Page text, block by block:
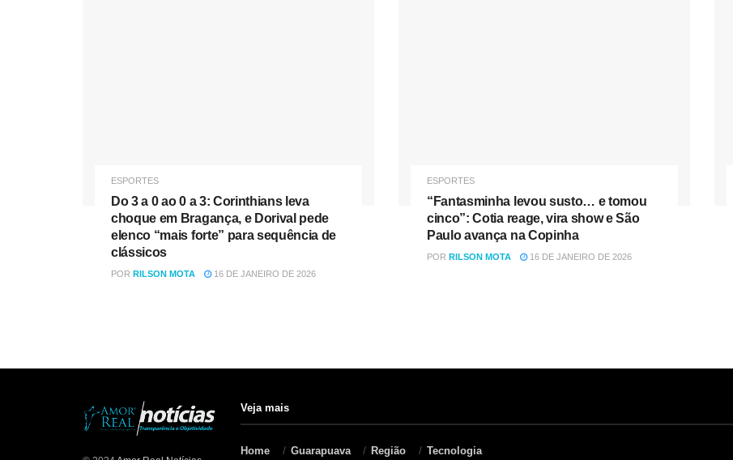
ESPORTES
Do 3 a 0 ao 0 a 3: Corinthians leva
choque em Bragança, e Dorival pede
elenco “mais forte” para sequência de
clássicos
POR RILSON MOTA 16 DE JANEIRO DE 2026
ESPORTES
“Fantasminha levou susto… e tomou
cinco”: Cotia reage, vira show e São
Paulo avança na Copinha
POR RILSON MOTA 16 DE JANEIRO DE 2026
Veja mais
Home Guarapuava Região Tecnologia